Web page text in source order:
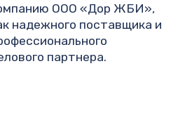
ООО «Дор ЖБИ»,
надежного поставщика и
партнера.